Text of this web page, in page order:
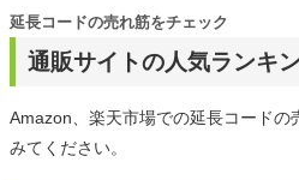
通販サイトの人気ランキ
延長コードの売れ筋をチェック
Amazon、楽天市場での延長コードの
みてください。